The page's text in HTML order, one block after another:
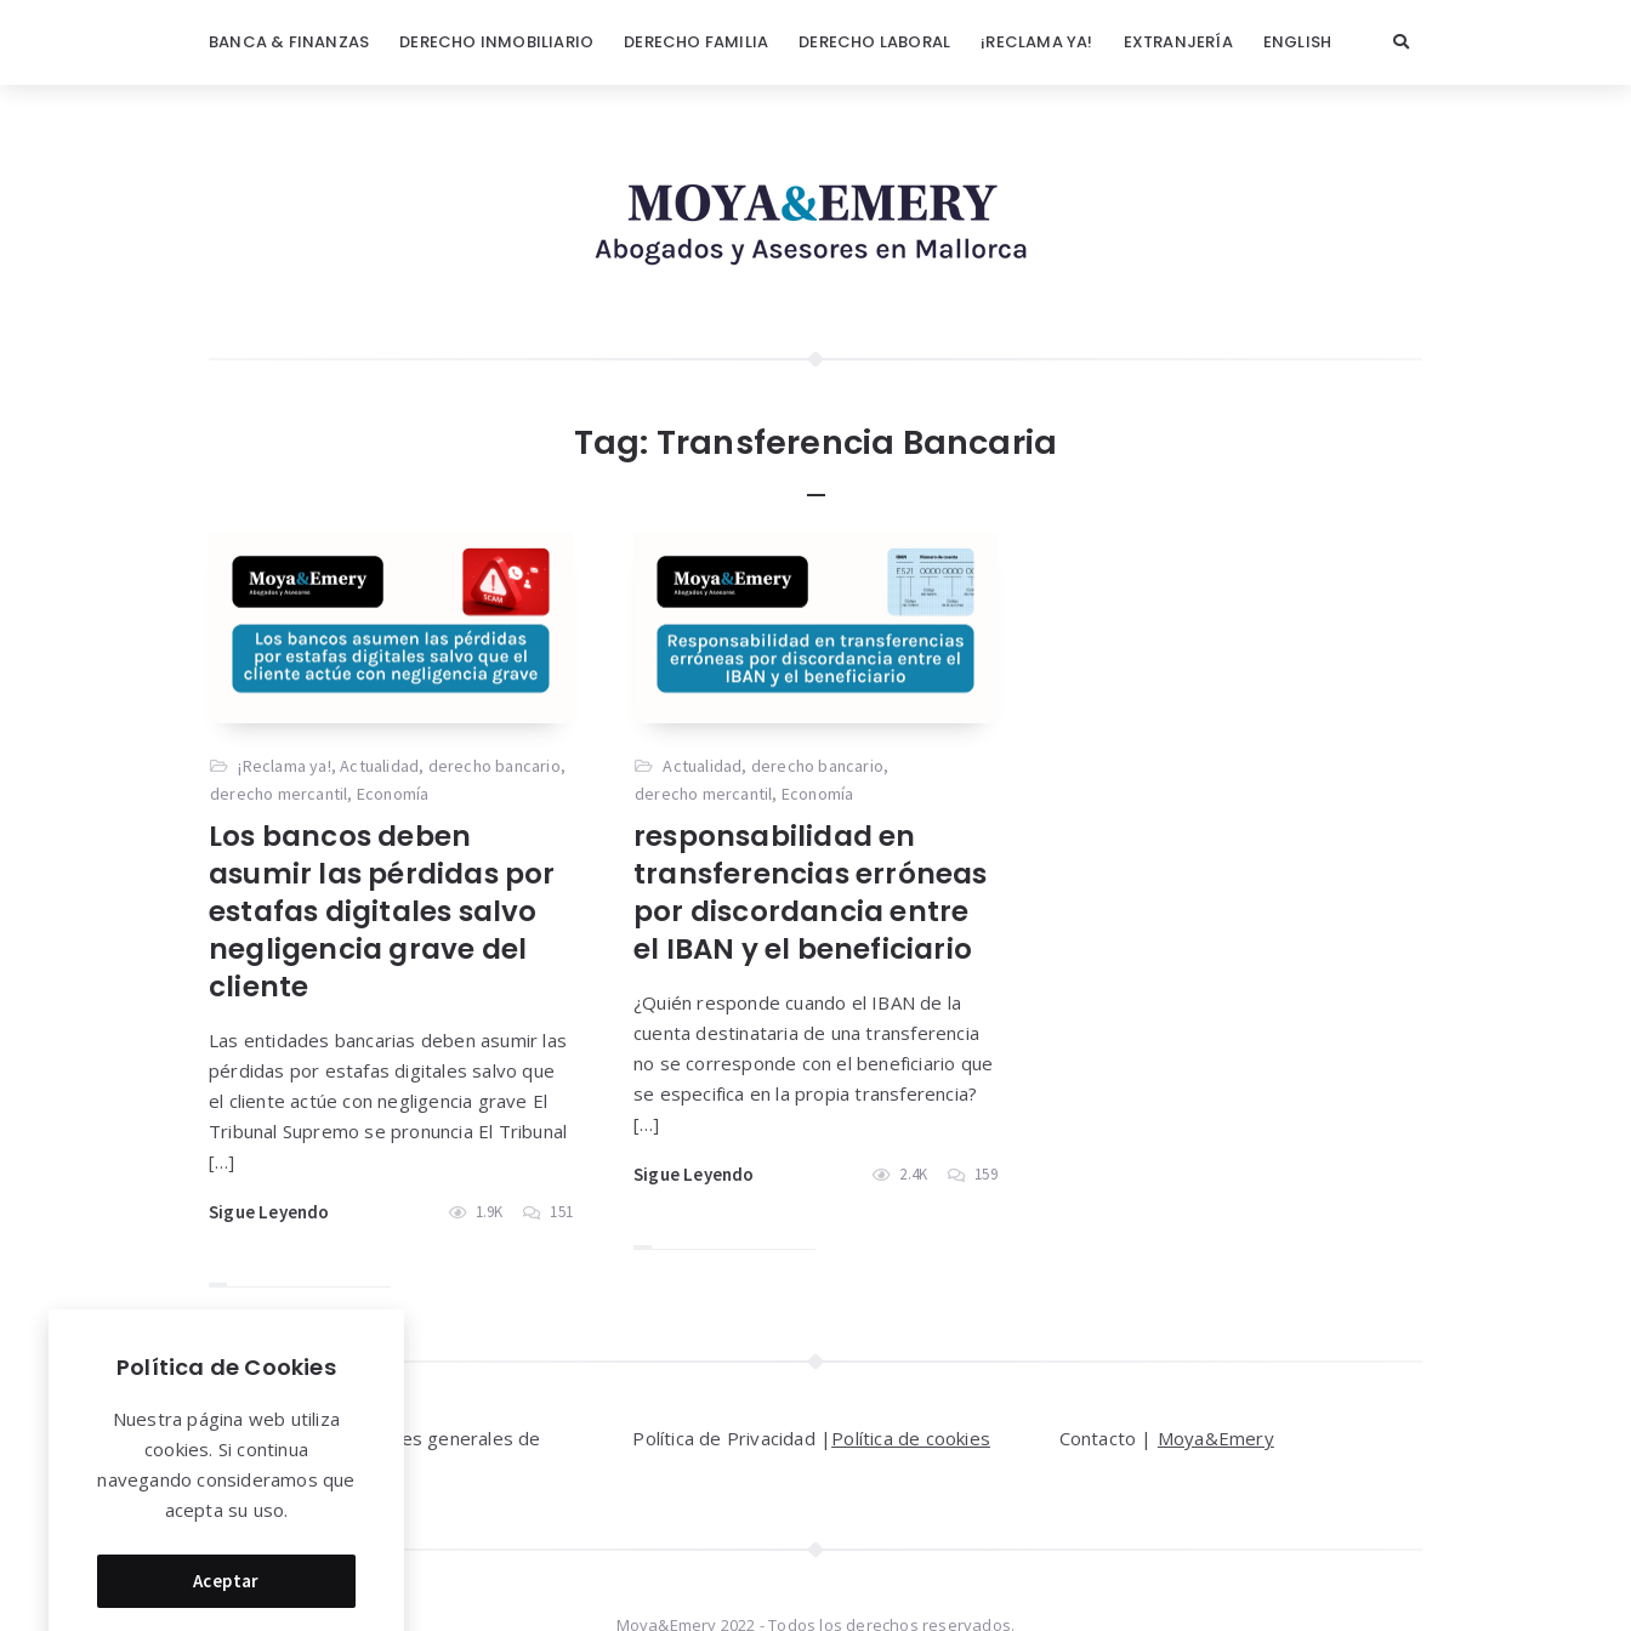
BANCA & FINANZAS DERECHO INMOBILIARIO DERECHO FAMILIA DERECHO LABORAL ¡RECLAMA YA! EXTRANJERÍA ENGLISH
Tag: Transferencia Bancaria
¡Reclama ya!,Actualidad, derecho bancario,
derecho mercantil, Economía
Los bancos deben
asumir las pérdidas por
estafas digitales salvo
negligencia grave del
cliente
Las entidades bancarias deben asumir las
pérdidas por estafas digitales salvo que
el cliente actúe con negligencia grave El
Tribunal Supremo se pronuncia El Tribunal
[…]
Sigue Leyendo 1.9K 151
Actualidad, derecho bancario,
derecho mercantil, Economía
responsabilidad en
transferencias erróneas
por discordancia entre
el IBAN y el beneficiario
¿Quién responde cuando el IBAN de la
cuenta destinataria de una transferencia
no se corresponde con el beneficiario que
se especifica en la propia transferencia?
[…]
Sigue Leyendo 2.4K 159
Widgets
Aviso legal y Condiciones generales de
uso
Política de Privacidad | Política de cookies Contacto | Moya&Emery
Moya&Emery 2022 - Todos los derechos reservados.
Política de Cookies
Nuestra página web utiliza
cookies. Si continua
navegando consideramos que
acepta su uso.
Aceptar